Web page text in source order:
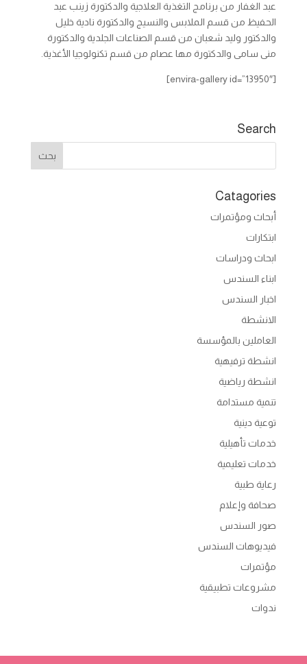
عبد الغفار من برنامج التغذية العلاجية والدكتورة زينب عبد
الحفيظ من قسم الملابس والنسيج والدكتورة نادية خليل
والدكتور وليد شعبان من قسم الصناعات الجلدية والدكتورة
منى سامى والدكتورة مها عصام من قسم تكنولوجيا الأغذية.
[envira-gallery id=”13950″]
Search
Catagories
أبحاث ومؤتمرات
ابتكارات
ابحاث ودراسات
ابناء السندس
اخبار السندس
الانشطة
العاملين بالمؤسسة
انشطة ترفيهية
انشطة رياضية
تنمية مستدامة
توعية دينية
خدمات تأهيلية
خدمات تعليمية
رعاية طبية
صحافة وإعلام
صور السندس
فيديوهات السندس
مؤتمرات
مشروعات تطبيقية
ندوات